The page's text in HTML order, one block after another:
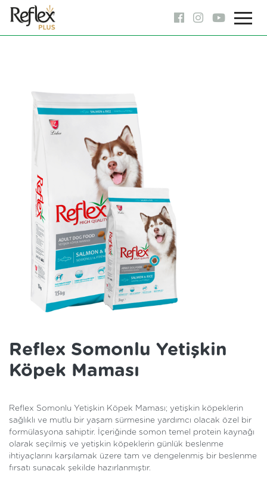
Reflex Somonlu Yetişkin
Köpek Maması
Reflex Somonlu Yetişkin Köpek Maması; yetişkin köpeklerin
sağlıklı ve mutlu bir yaşam sürmesine yardımcı olacak özel bir
formülasyona sahiptir. İçeriğinde somon temel protein kaynağı
olarak seçilmiş ve yetişkin köpeklerin günlük beslenme
ihtiyaçlarını karşılamak üzere tam ve dengelenmiş bir beslenme
fırsatı sunacak şekilde hazırlanmıştır.